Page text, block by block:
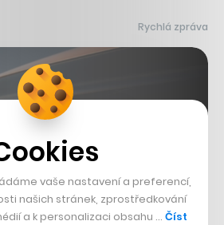
Rychlá zpráva
vaše nastavení a preferencí,
našich stránek, zprostředkování
a k personalizaci obsahu … Číst